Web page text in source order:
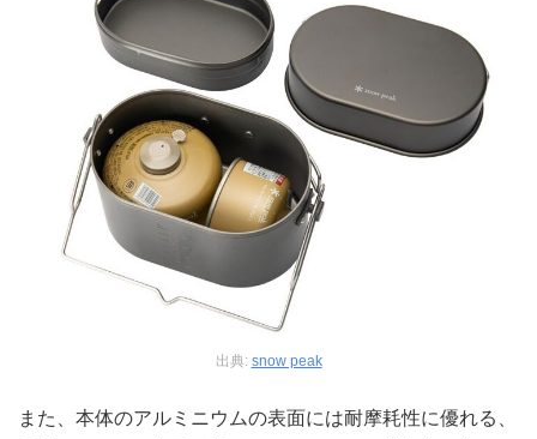
出典: snow peak
また、本体のアルミニウムの表面には耐摩耗性に優れる、